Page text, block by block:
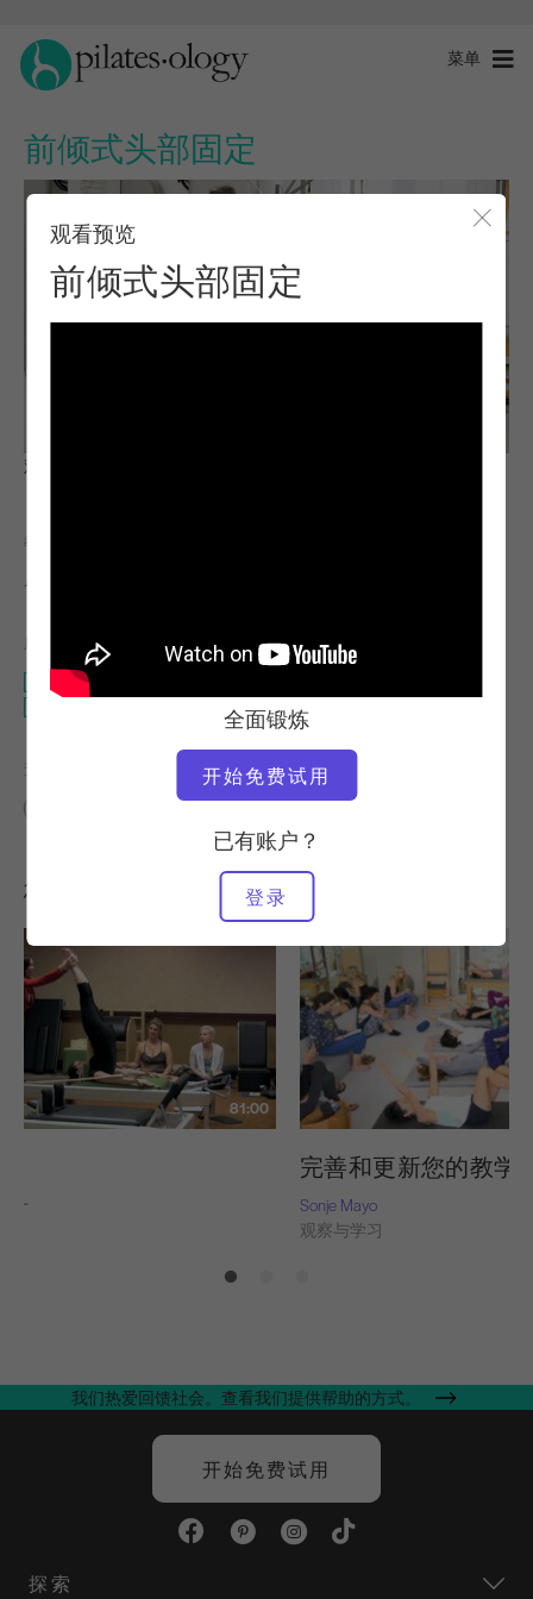
菜单
前倾式头部固定
关闭
观看预览
前倾式头部固定
全面锻炼
开始免费试用
已有账户？
登录
观察与学习
教师
尼德拉-加布里埃尔
所需设备
整个工作室
颈部张力计
查找类似课程
整个工作室 颈部张力计
您可能喜欢的其他锻炼
81:00
什
完善和更新您的教学
Sonje Mayo
观察与学习
我们热爱回馈社会。查看我们提供帮助的方式。
开始免费试用
探索